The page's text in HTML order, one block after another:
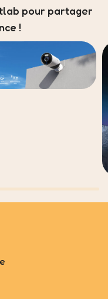
pour partager
!